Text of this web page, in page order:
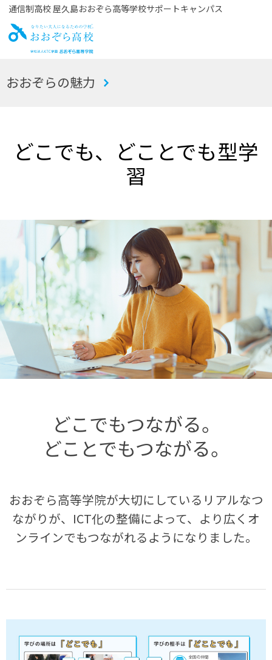
通信制高校 屋久島おおぞら高等学校サポートキャンパス
お
おおぞらの魅力
どこでも、どことでも型学
習
どこでもつながる。
どことでもつながる。
おおぞら高等学院が大切にしているリアルなつ
ながりが、 ICT化の整備によって、より広くオ
ンラインでもつながれるようになりました。